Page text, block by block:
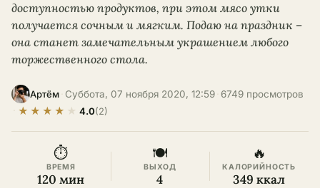
доступностью продуктов, при этом мясо утки
получается сочным и мягким. Подаю на праздник –
она станет замечательным украшением любого
торжественного стола.
Артём Суббота, 07 ноября 2020, 12:59 6749 просмотров
★ ★ ★ ★ ★ 4.0(2)
⏱
ВРЕМЯ
120 мин
🍽
ВЫХОД
4
🔥
КАЛОРИЙНОСТЬ
349 ккал